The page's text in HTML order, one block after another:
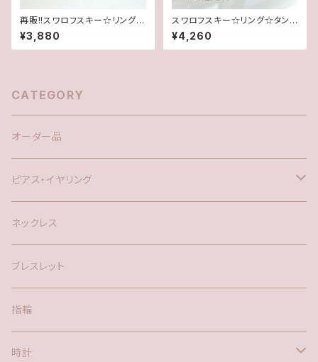
再販!!スワロフスキー☆リング☆
Lt.アメジスト(11.5号)
¥3,880
スワロフスキー☆リング☆タン
ザナイト(16.5号)
¥4,260
CATEGORY
オーダー品
ピアス・イヤリング
silver925
アメリカン
ポスト
ネックレス
ブレスレット
指輪
時計